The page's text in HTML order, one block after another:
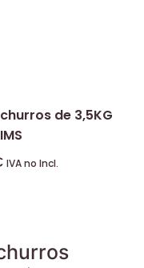
de 3,5KG
IVA no Incl.